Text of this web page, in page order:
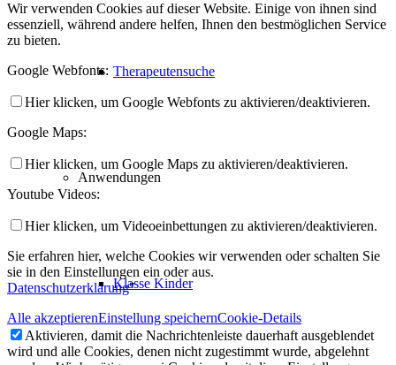
Therapeutensuche
Anwendungen
Klasse Kinder
Wir verwenden Cookies auf dieser Website. Einige von ihnen sind
essenziell, während andere helfen, Ihnen den bestmöglichen Service
zu bieten.
Google Webfonts:
Hier klicken, um Google Webfonts zu aktivieren/deaktivieren.
Google Maps:
Hier klicken, um Google Maps zu aktivieren/deaktivieren.
Youtube Videos:
Hier klicken, um Videoeinbettungen zu aktivieren/deaktivieren.
Sie erfahren hier, welche Cookies wir verwenden oder schalten Sie
sie in den Einstellungen ein oder aus.
Datenschutzerklärung"
Alle akzeptierenEinstellung speichernCookie-Details
Aktivieren, damit die Nachrichtenleiste dauerhaft ausgeblendet
wird und alle Cookies, denen nicht zugestimmt wurde, abgelehnt